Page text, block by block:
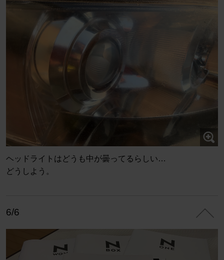
ヘッドライトはどうも中が曇ってるらしい…
どうしよう。
6/6